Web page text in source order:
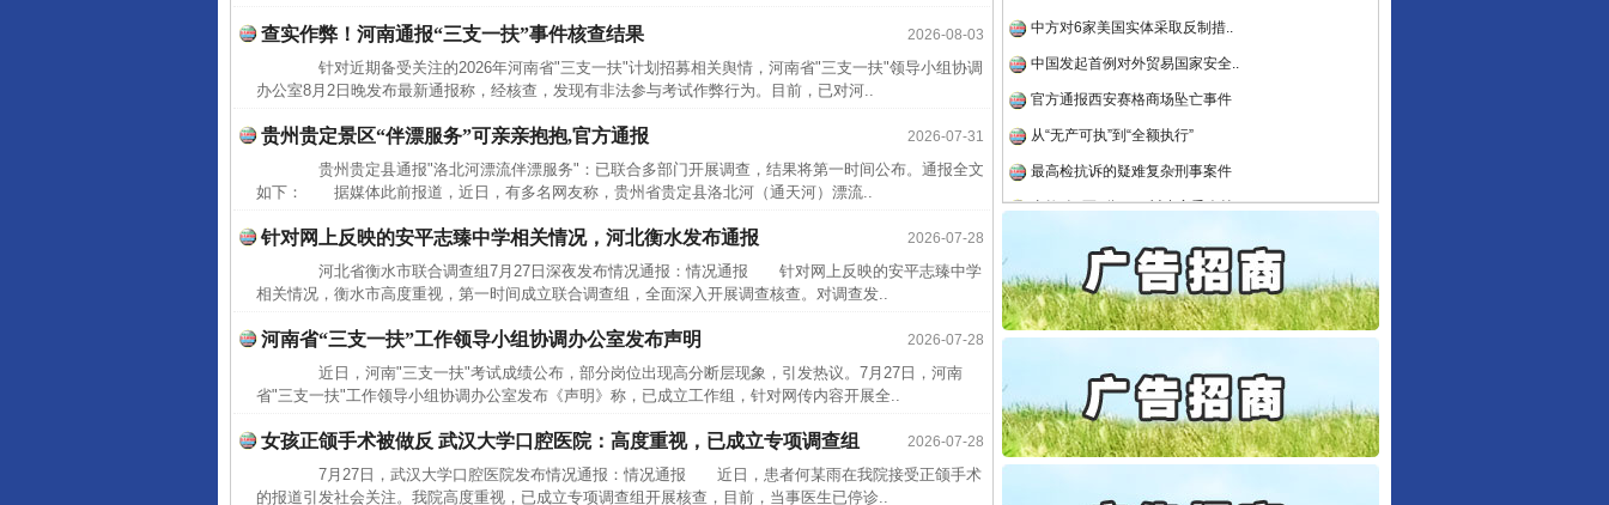
2026-08-03
查实作弊！河南通报“三支一扶”事件核查结果
针对近期备受关注的2026年河南省"三支一扶"计划招募相关舆情，河南省"三支一扶"领导小组协调
办公室8月2日晚发布最新通报称，经核查，发现有非法参与考试作弊行为。目前，已对河..
2026-07-31
贵州贵定景区“伴漂服务”可亲亲抱抱,官方通报
贵州贵定县通报"洛北河漂流伴漂服务"：已联合多部门开展调查，结果将第一时间公布。通报全文
如下： 据媒体此前报道，近日，有多名网友称，贵州省贵定县洛北河（通天河）漂流..
2026-07-28
针对网上反映的安平志臻中学相关情况，河北衡水发布通报
河北省衡水市联合调查组7月27日深夜发布情况通报：情况通报 针对网上反映的安平志臻中学
相关情况，衡水市高度重视，第一时间成立联合调查组，全面深入开展调查核查。对调查发..
2026-07-28
河南省“三支一扶”工作领导小组协调办公室发布声明
近日，河南"三支一扶"考试成绩公布，部分岗位出现高分断层现象，引发热议。7月27日，河南
省"三支一扶"工作领导小组协调办公室发布《声明》称，已成立工作组，针对网传内容开展全..
2026-07-28
女孩正颌手术被做反 武汉大学口腔医院：高度重视，已成立专项调查组
7月27日，武汉大学口腔医院发布情况通报：情况通报 近日，患者何某雨在我院接受正颌手术
的报道引发社会关注。我院高度重视，已成立专项调查组开展核查，目前，当事医生已停诊..
中国发起首例对外贸易国家安全..
官方通报西安赛格商场坠亡事件
从“无产可执”到“全额执行”
最高检抗诉的疑难复杂刑事案件
事故致5死1伤，四川省安委会挂..
近期涉私家车群死群伤事故多发..
半生相守，一别两宽：这场老年..
一纸欠条伤亲情 巡回调解促和..
26万保费，离婚时为何要分走一..
传销头目出狱后办书院暴力管教..
四川省公安厅征集新型黑恶违法..
中方对6家美国实体采取反制措..
中国发起首例对外贸易国家安全..